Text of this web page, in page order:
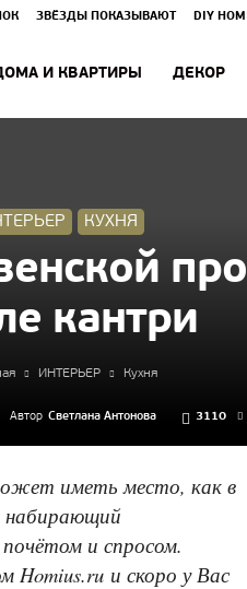
ЗВЁЗДЫ ПОКАЗЫВАЮТ DIY
И КВАРТИРЫ ДЕКОР
КУХНЯ
кантри
ИНТЕРЬЕР Кухня
Автор Светлана Антонова 3110
иметь место, как в
набирающий
и спросом.
Homius.ru и скоро у Вас